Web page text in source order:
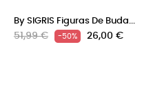
By SIGRIS Figuras De Buda...
Precio
51,99 € -50% Precio
26,00 €